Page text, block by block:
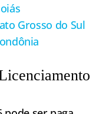
Grosso do Sul